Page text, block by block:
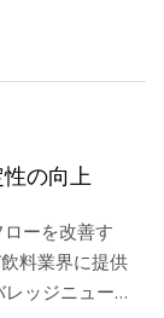
の向上
ーを改善す
料業界に提供
ッジニュー